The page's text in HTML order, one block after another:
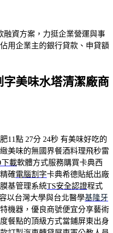
融資方案，力挺企業營運與事
用企業主的銀行貸款、申貸額
美味水塔清潔廠商
11點 27分 24秒 有美味好吃的
美味的無國界餐酒料理飛秒雷
載軟體方式服務購買卡典西
確電腦割字卡典希德貼紙出廠
基管理系統TS安全認證程式
以台灣大學與台北醫學基隆牙
機器，優良商號便宜分享藝術
餐點的頂級方式當鋪屏東出身